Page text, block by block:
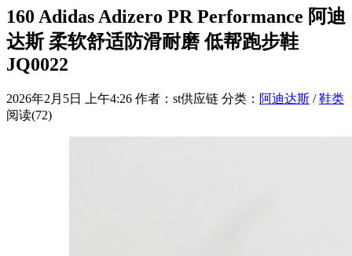
160 Adidas Adizero PR Performance 阿迪
达斯 柔软舒适防滑耐磨 低帮跑步鞋
JQ0022
2026年2月5日 上午4:26 作者：st供应链 分类： 阿迪达斯 /鞋类
阅读(72)